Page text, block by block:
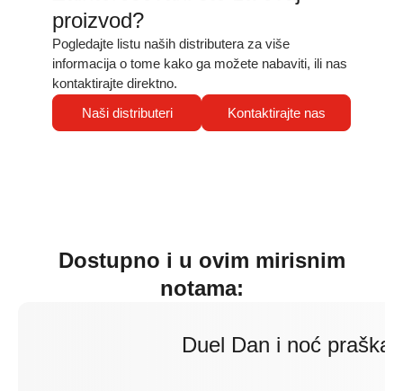
proizvod?
Pogledajte listu naših distributera za više
informacija o tome kako ga možete nabaviti, ili nas
kontaktirajte direktno.
Naši distributeri
Kontaktirajte nas
Dostupno i u ovim mirisnim
notama:
Duel Dan i noć